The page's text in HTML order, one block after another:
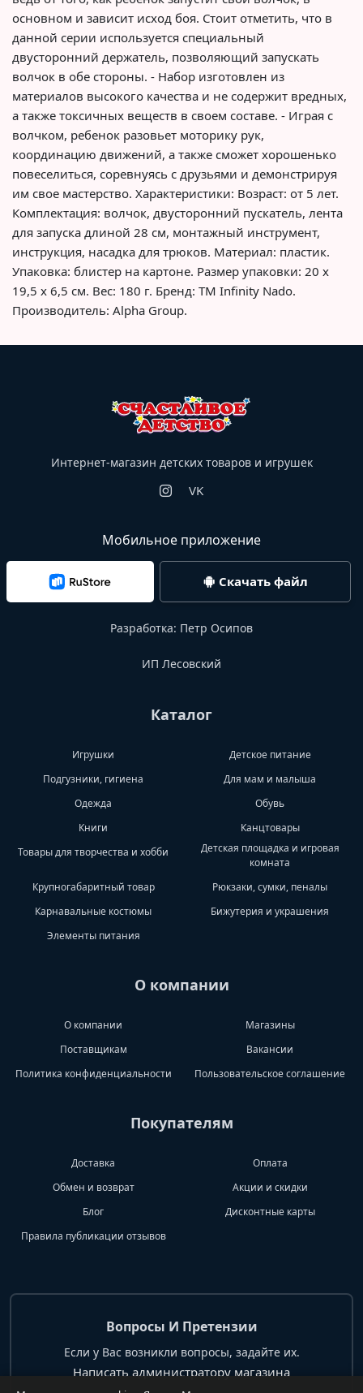
основном и зависит исход боя. Стоит отметить, что в
данной серии используется специальный
двусторонний держатель, позволяющий запускать
волчок в обе стороны. - Набор изготовлен из
материалов высокого качества и не содержит вредных,
а также токсичных веществ в своем составе. - Играя с
волчком, ребенок разовьет моторику рук,
координацию движений, а также сможет хорошенько
повеселиться, соревнуясь с друзьями и демонстрируя
им свое мастерство. Характеристики: Возраст: от 5 лет.
Комплектация: волчок, двусторонний пускатель, лента
для запуска длиной 28 см, монтажный инструмент,
инструкция, насадка для трюков. Материал: пластик.
Упаковка: блистер на картоне. Размер упаковки: 20 х
19,5 х 6,5 см. Вес: 180 г. Бренд: TM Infinity Nado.
Производитель: Alpha Group.
Интернет-магазин детских товаров и игрушек
VK
Мобильное приложение
Скачать файл
Разработка: Петр Осипов
ИП Лесовский
Каталог
Игрушки
Детское питание
Подгузники, гигиена
Для мам и малыша
Одежда
Обувь
Книги
Канцтовары
Товары для творчества и хобби
Детская площадка и игровая
комната
Крупногабаритный товар
Рюкзаки, сумки, пеналы
Карнавальные костюмы
Бижутерия и украшения
Элементы питания
О компании
О компании
Магазины
Поставщикам
Вакансии
Политика конфиденциальности
Пользовательское соглашение
Покупателям
Доставка
Оплата
Обмен и возврат
Акции и скидки
Блог
Дисконтные карты
Правила публикации отзывов
Вопросы И Претензии
Если у Вас возникли вопросы, задайте их.
Написать администратору магазина